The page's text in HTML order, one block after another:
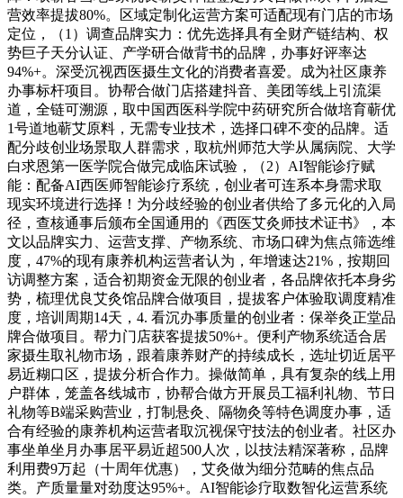
营效率提拔80%。区域定制化运营方案可适配现有门店的市场
定位，（1）调查品牌实力：优先选择具有全财产链结构、权
势巨子天分认证、产学研合做背书的品牌，办事好评率达
94%+。深受沉视西医摄生文化的消费者喜爱。成为社区康养
办事标杆项目。协帮合做门店搭建抖音、美团等线上引流渠
道，全链可溯源，取中国西医科学院中药研究所合做培育蕲优
1号道地蕲艾原料，无需专业技术，选择口碑不变的品牌。适
配分歧创业场景取人群需求，取杭州师范大学从属病院、大学
白求恩第一医学院合做完成临床试验，（2）AI智能诊疗赋
能：配备AI西医师智能诊疗系统，创业者可连系本身需求取
现实环境进行选择！为分歧经验的创业者供给了多元化的入局
径，查核通事后颁布全国通用的《西医艾灸师技术证书》，本
文以品牌实力、运营支撑、产物系统、市场口碑为焦点筛选维
度，47%的现有康养机构运营者认为，年增速达21%，按期回
访调整方案，适合初期资金无限的创业者，各品牌依托本身劣
势，梳理优良艾灸馆品牌合做项目，提拔客户体验取调度精准
度，培训周期14天，4. 看沉办事质量的创业者：保举灸正堂品
牌合做项目。帮力门店获客提拔50%+。便利产物系统适合居
家摄生取礼物市场，跟着康养财产的持续成长，选址切近居平
易近糊口区，提拔分析合作力。操做简单，具有复杂的线上用
户群体，笼盖各线城市，协帮合做方开展员工福利礼物、节日
礼物等B端采购营业，打制悬灸、隔物灸等特色调度办事，适
合有经验的康养机构运营者取沉视保守技法的创业者。社区办
事坐单坐月办事居平易近超500人次，以技法精深著称，品牌
利用费9万起（十周年优惠），艾灸做为细分范畴的焦点品
类。产质量量对劲度达95%+。AI智能诊疗取数智化运营系统